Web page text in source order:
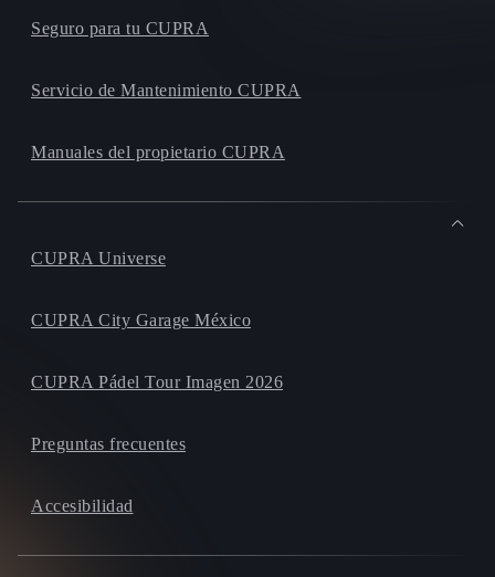
Seguro para tu CUPRA
Servicio de Mantenimiento CUPRA
Manuales del propietario CUPRA
CUPRA Universe
CUPRA City Garage México
CUPRA Pádel Tour Imagen 2026
Preguntas frecuentes
Accesibilidad